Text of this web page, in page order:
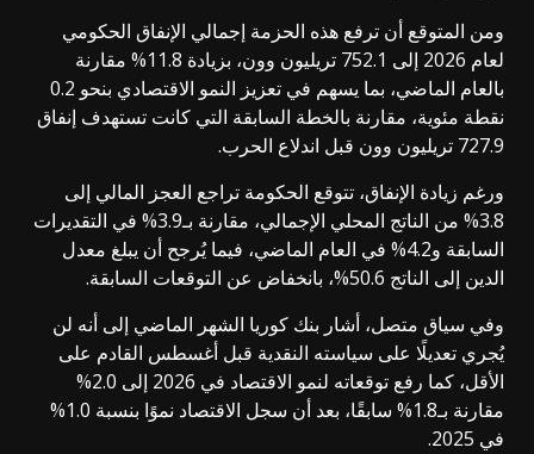
ومن المتوقع أن ترفع هذه الحزمة إجمالي الإنفاق الحكومي
لعام 2026 إلى 752.1 تريليون وون، بزيادة 11.8% مقارنة
بالعام الماضي، بما يسهم في تعزيز النمو الاقتصادي بنحو 0.2
نقطة مئوية، مقارنة بالخطة السابقة التي كانت تستهدف إنفاق
727.9 تريليون وون قبل اندلاع الحرب.
ورغم زيادة الإنفاق، تتوقع الحكومة تراجع العجز المالي إلى
3.8% من الناتج المحلي الإجمالي، مقارنة بـ3.9% في التقديرات
السابقة و4.2% في العام الماضي، فيما يُرجح أن يبلغ معدل
الدين إلى الناتج 50.6%، بانخفاض عن التوقعات السابقة.
وفي سياق متصل، أشار بنك كوريا الشهر الماضي إلى أنه لن
يُجري تعديلًا على سياسته النقدية قبل أغسطس القادم على
الأقل، كما رفع توقعاته لنمو الاقتصاد في 2026 إلى 2.0%
مقارنة بـ1.8% سابقًا، بعد أن سجل الاقتصاد نموًا بنسبة 1.0%
في 2025.